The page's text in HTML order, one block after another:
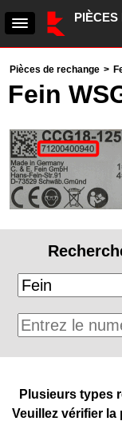
Pièces de rechange >
Fein
Plusieurs types
Veuillez vérifier